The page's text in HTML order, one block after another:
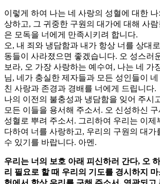
이렇게 하여 나는 네 사랑의 성혈에 대한
상하고, 그 귀중한 구원의 대가에 대해 사
은 모독을 너에게 만족시키려 합니다.
오, 내 죄와 냉담함과 내가 항상 너를 상대
동들이 사라졌으면 좋겠습니다. 오 성스러
보라, 오 가장 사랑하는 예수여, 나는 네 가
님, 네가 충실한 제자들과 모든 성인들이
친 사랑과 존경과 경배를 너에게 드립니다.
나의 이전의 불충성과 냉담함을 잊어 주시
모든 이들을 용서해 주소서. 오 신성하신 구
성혈로 뿌려 주소서. 그리하여 우리는 이제
다하여 너를 사랑하고, 우리의 구원의 대가
수 있기를 바랍니다. 아멘.
우리는 너의 보호 아래 피신하러 간다, 오
리 필요로 할 때 우리의 기도를 경시하지 마